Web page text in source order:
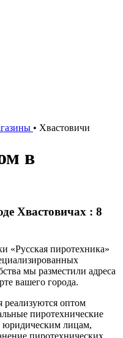
• Хвастовичи
в
Хвастовичах : 8
«Русская пиротехника»
мы разместили адреса
вашего города.
реализуются оптом
пиротехнические
юридическим лицам,
пиротехнических